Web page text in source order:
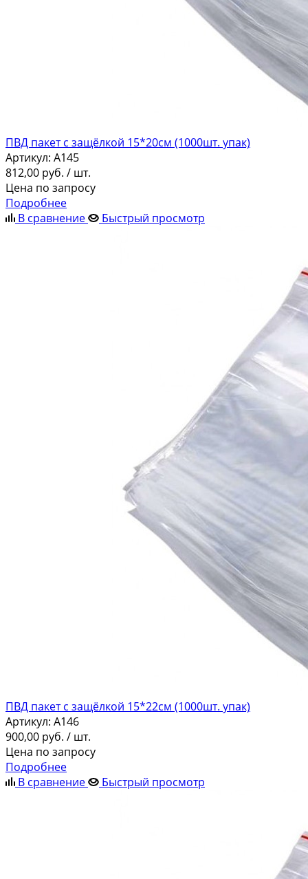
ПВД пакет с защёлкой 15*20см (1000шт. упак)
Артикул: A145
812,00 руб. / шт.
Цена по запросу
Подробнее
В сравнение
Быстрый просмотр
ПВД пакет с защёлкой 15*22см (1000шт. упак)
Артикул: A146
900,00 руб. / шт.
Цена по запросу
Подробнее
В сравнение
Быстрый просмотр